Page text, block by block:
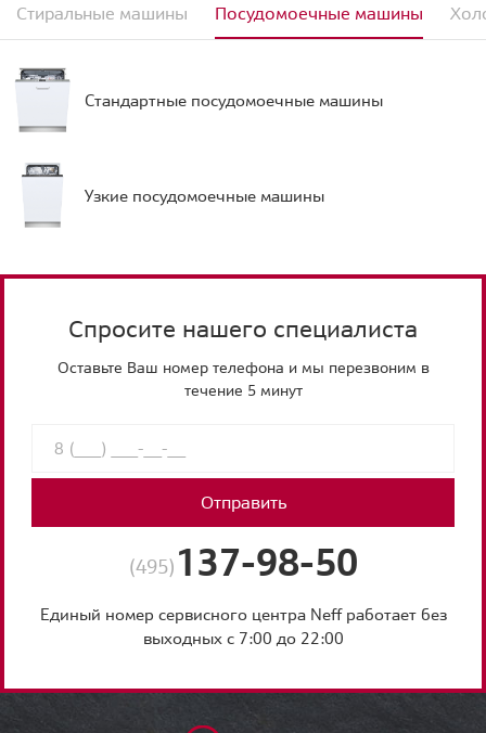
Стиральные машины Посудомоечные машины
Стандартные посудомоечные машины
Узкие посудомоечные машины
Спросите нашего специалиста
Оставьте Ваш номер телефона и мы перезвоним в
течение 5 минут
Отправить
(495) 137-98-50
Единый номер сервисного центра Neff работает без
выходных с 7:00 до 22:00